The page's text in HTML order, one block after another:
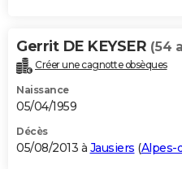
Gerrit DE KEYSER (54
Créer une cagnotte obsèques
Naissance
05/04/1959
Décès
05/08/2013 à Jausiers (Alpes-